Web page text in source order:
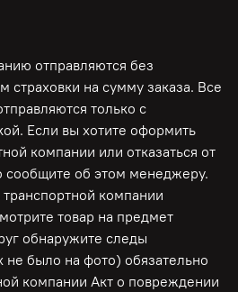
отправляются без
страховки на сумму заказа. Все
только с
Если вы хотите оформить
компании или отказаться от
сообщите об этом менеджеру.
компании
товар на предмет
обнаружите следы
было на фото) обязательно
компании Акт о повреждении